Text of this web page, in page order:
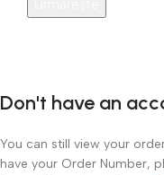
Don't have an
You can still view your
have your Order Number,